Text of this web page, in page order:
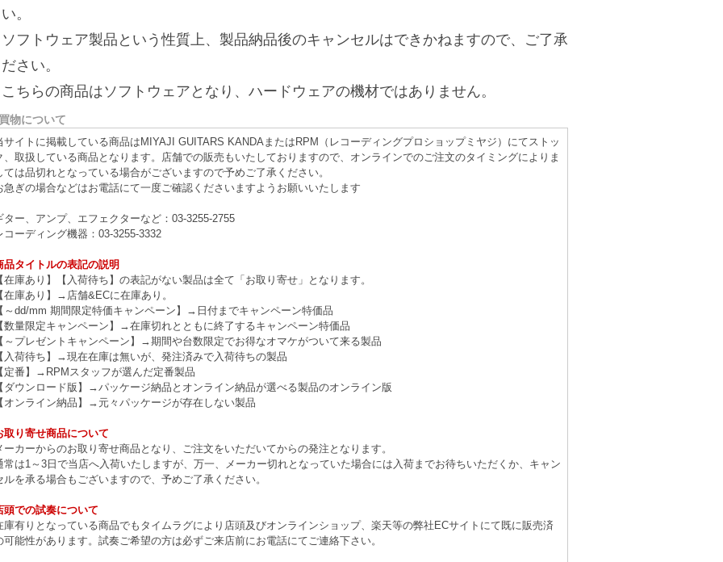
。
フトウェア製品という性質上、製品納品後のキャンセルはできかねますので、ご了承
さい。
ちらの商品はソフトウェアとなり、ハードウェアの機材ではありません。
物について
サイトに掲載している商品はMIYAJI GUITARS KANDAまたはRPM（レコーディングプロショップミヤジ）にてストッ
、取扱している商品となります。店舗での販売もいたしておりますので、オンラインでのご注文のタイミングによりま
ては品切れとなっている場合がございますので予めご了承ください。
急ぎの場合などはお電話にて一度ご確認くださいますようお願いいたします
ター、アンプ、エフェクターなど：03-3255-2755
コーディング機器：03-3255-3332
品タイトルの表記の説明
【在庫あり】【入荷待ち】の表記がない製品は全て「お取り寄せ」となります。
【在庫あり】→店舗&ECに在庫あり。
【～dd/mm 期間限定特価キャンペーン】→日付までキャンペーン特価品
【数量限定キャンペーン】→在庫切れとともに終了するキャンペーン特価品
【～プレゼントキャンペーン】→期間や台数限定でお得なオマケがついて来る製品
【入荷待ち】→現在在庫は無いが、発注済みで入荷待ちの製品
【定番】→RPMスタッフが選んだ定番製品
【ダウンロード版】→パッケージ納品とオンライン納品が選べる製品のオンライン版
【オンライン納品】→元々パッケージが存在しない製品
取り寄せ商品について
ーカーからのお取り寄せ商品となり、ご注文をいただいてからの発注となります。
常は1～3日で当店へ入荷いたしますが、万一、メーカー切れとなっていた場合には入荷までお待ちいただくか、キャン
ルを承る場合もございますので、予めご了承ください。
頭での試奏について
庫有りとなっている商品でもタイムラグにより店頭及びオンラインショップ、楽天等の弊社ECサイトにて既に販売済
可能性があります。試奏ご希望の方は必ずご来店前にお電話にてご連絡下さい。